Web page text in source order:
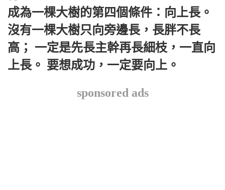
成為一棵大樹的第四個條件：向上長。
沒有一棵大樹只向旁邊長，長胖不長
高； 一定是先長主幹再長細枝，一直向
上長。 要想成功，一定要向上。
sponsored ads